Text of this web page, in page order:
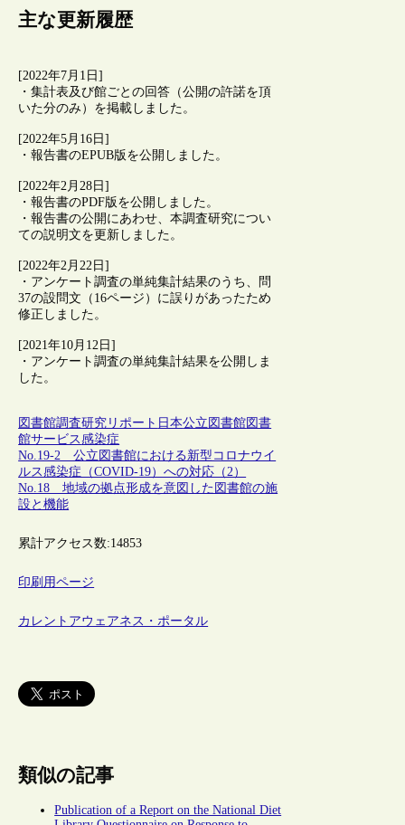
主な更新履歴
[2022年7月1日]
・集計表及び館ごとの回答（公開の許諾を頂
いた分のみ）を掲載しました。
[2022年5月16日]
・報告書のEPUB版を公開しました。
[2022年2月28日]
・報告書のPDF版を公開しました。
・報告書の公開にあわせ、本調査研究につい
ての説明文を更新しました。
[2022年2月22日]
・アンケート調査の単純集計結果のうち、問
37の設問文（16ページ）に誤りがあったため
修正しました。
[2021年10月12日]
・アンケート調査の単純集計結果を公開しま
した。
図書館調査研究リポート 日本公立図書館図書
館サービス感染症
No.19-2 公立図書館における新型コロナウイ
ルス感染症（COVID-19）への対応（2）
No.18 地域の拠点形成を意図した図書館の施
設と機能
累計アクセス数:14853
印刷用ページ
カレントアウェアネス・ポータル
類似の記事
Publication of a Report on the National Diet